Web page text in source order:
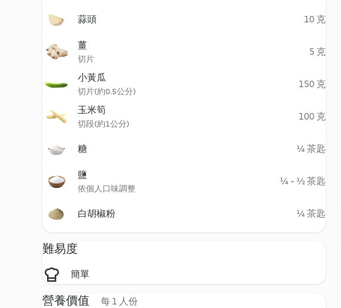
蒜頭 10 克
薑
切片
5 克
小黃瓜
切片(約0.5公分)
150 克
玉米筍
切段(約1公分)
100 克
糖 ¼ 茶匙
鹽
依個人口味調整
¼ - ½ 茶匙
白胡椒粉 ¼ 茶匙
難易度
簡單
營養價值 每 1 人份